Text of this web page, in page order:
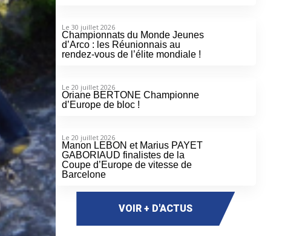
Le 30 juillet 2026
Championnats du Monde Jeunes
d’Arco : les Réunionnais au
rendez-vous de l’élite mondiale !
Le 20 juillet 2026
Oriane BERTONE Championne
d’Europe de bloc !
Le 20 juillet 2026
Manon LEBON et Marius PAYET
GABORIAUD finalistes de la
Coupe d’Europe de vitesse de
Barcelone
VOIR + D'ACTUS